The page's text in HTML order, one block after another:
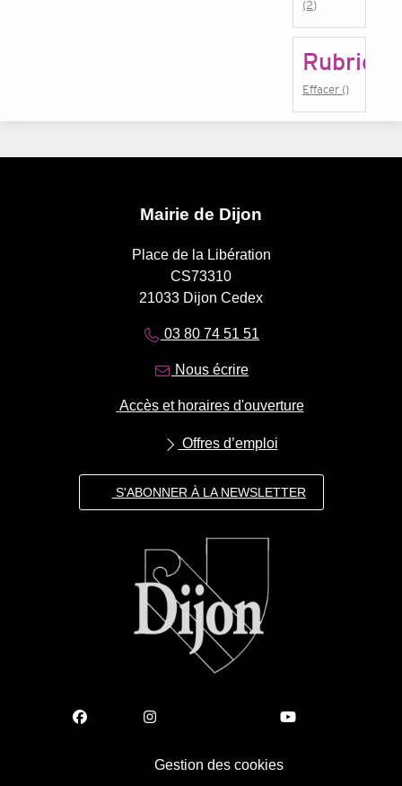
(2)
Rubrique
Effacer ()
Mairie de Dijon
Place de la Libération
CS73310
21033 Dijon Cedex
03 80 74 51 51
Nous écrire
Accès et horaires d'ouverture
Offres d’emploi
S'ABONNER À LA NEWSLETTER
Gestion des cookies